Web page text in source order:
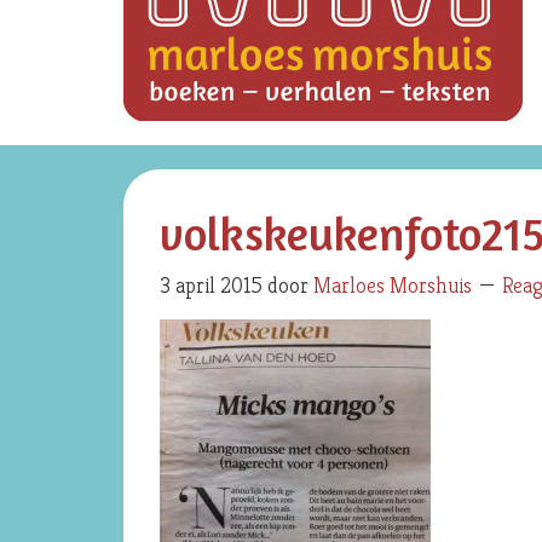
3 april 2015 doorMarloes Morshuis